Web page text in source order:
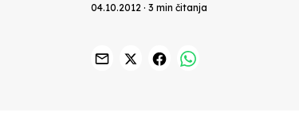
04.10.2012 · 3 min čitanja